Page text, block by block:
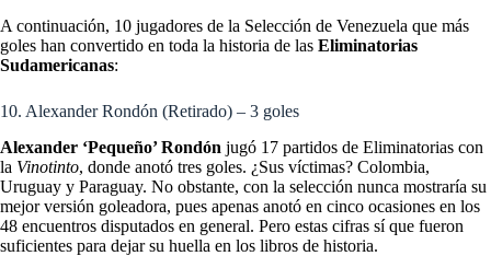
A continuación, 10 jugadores de la Selección de Venezuela que más
goles han convertido en toda la historia de las Eliminatorias
Sudamericanas:
10. Alexander Rondón (Retirado) – 3 goles
Alexander ‘Pequeño’ Rondón jugó 17 partidos de Eliminatorias con
la Vinotinto, donde anotó tres goles. ¿Sus víctimas? Colombia,
Uruguay y Paraguay. No obstante, con la selección nunca mostraría su
mejor versión goleadora, pues apenas anotó en cinco ocasiones en los
48 encuentros disputados en general. Pero estas cifras sí que fueron
suficientes para dejar su huella en los libros de historia.